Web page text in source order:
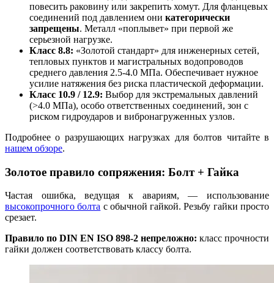
повесить раковину или закрепить хомут. Для фланцевых
соединений под давлением они категорически
запрещены. Металл «поплывет» при первой же
серьезной нагрузке.
Класс 8.8: «Золотой стандарт» для инженерных сетей,
тепловых пунктов и магистральных водопроводов
среднего давления 2.5-4.0 МПа. Обеспечивает нужное
усилие натяжения без риска пластической деформации.
Класс 10.9 / 12.9: Выбор для экстремальных давлений
(>4.0 МПа), особо ответственных соединений, зон с
риском гидроударов и вибронагруженных узлов.
Подробнее о разрушающих нагрузках для болтов читайте в
нашем обзоре.
Золотое правило сопряжения: Болт + Гайка
Частая ошибка, ведущая к авариям, — использование
высокопрочного болта с обычной гайкой. Резьбу гайки просто
срезает.
Правило по DIN EN ISO 898-2 непреложно: класс прочности
гайки должен соответствовать классу болта.